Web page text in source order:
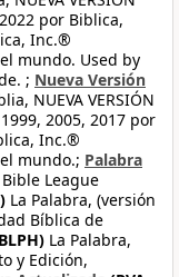
por Biblica,
Inc.®
mundo. Used by
; Nueva Versión
NUEVA VERSIÓN
2005, 2017 por
Inc.®
mundo.; Palabra
League
La Palabra, (versión
Bíblica de
La Palabra,
y Edición,